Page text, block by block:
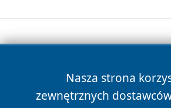
Nasza strona
zewnętrznych